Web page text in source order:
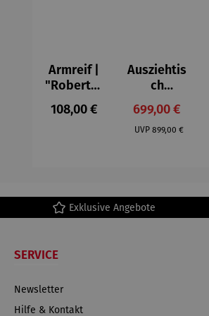
Armreif |
"Roberta"
– Anna
Mütz
Regulärer Preis:
108,00 €
Ausziehtis
ch
Aluminium
– Valor
Verkaufspreis:
699,00 €
UVP Regulärer Preis:
899,00 €
Exklusive Angebote
SERVICE
Newsletter
Hilfe & Kontakt